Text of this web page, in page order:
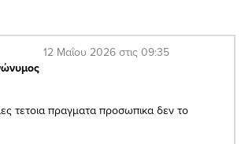
12 Μαΐου 2026 στις 09:35
τετοια πραγματα προσωπικα δεν το